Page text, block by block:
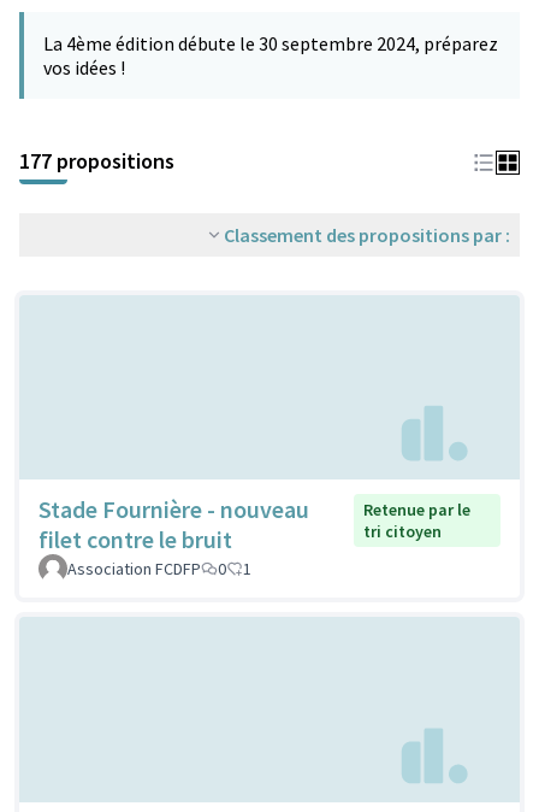
−
La 4ème édition débute le 30 septembre 2024, préparez
vos idées !
177 propositions
Classement des propositions par :
Stade Fournière - nouveau
filet contre le bruit
Retenue par le
tri citoyen
Association FCDFP
0 1